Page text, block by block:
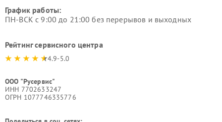
График работы:
ПН-ВСК с 9:00 до 21:00 без перерывов и выходных
Рейтинг сервисного центра
4.9-5.0
ООО "Русервис"
ИНН 7702633247
ОГРН 1077746335776